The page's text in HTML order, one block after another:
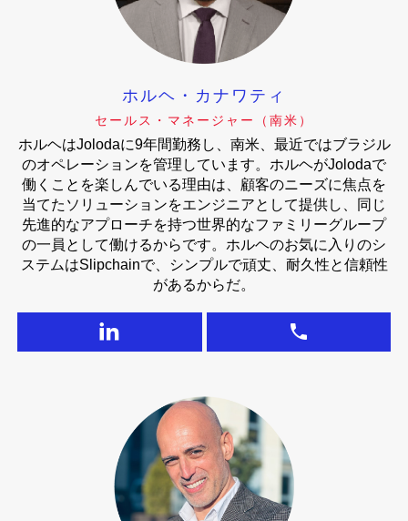
ホルヘ・カナワティ
セールス・マネージャー（南米）
ホルヘはJolodaに9年間勤務し、南米、最近ではブラジル
のオペレーションを管理しています。ホルヘがJolodaで
働くことを楽しんでいる理由は、顧客のニーズに焦点を
当てたソリューションをエンジニアとして提供し、同じ
先進的なアプローチを持つ世界的なファミリーグループ
の一員として働けるからです。ホルヘのお気に入りのシ
ステムはSlipchainで、シンプルで頑丈、耐久性と信頼性
があるからだ。